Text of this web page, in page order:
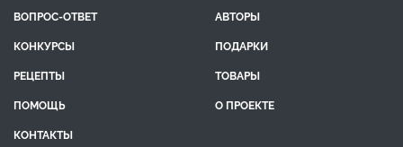
ВОПРОС-ОТВЕТ
АВТОРЫ
КОНКУРСЫ
ПОДАРКИ
РЕЦЕПТЫ
ТОВАРЫ
ПОМОЩЬ
О ПРОЕКТЕ
КОНТАКТЫ